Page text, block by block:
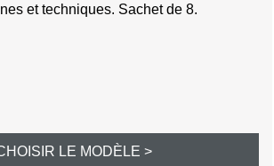
et techniques. Sachet de 8.
LE MODÈLE >